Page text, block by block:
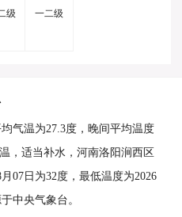
级
一二级
气温为27.3度，晚间平均温度
，适当补水，河南洛阳涧西区
07日为32度，最低温度为2026
中央气象台。